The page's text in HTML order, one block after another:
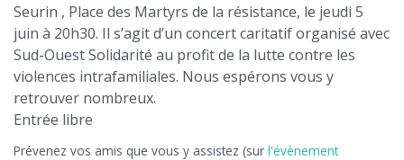
Seurin , Place des Martyrs de la résistance, le jeudi 5
juin à 20h30. Il s’agit d’un concert caritatif organisé avec
Sud-Ouest Solidarité au profit de la lutte contre les
violences intrafamiliales. Nous espérons vous y
retrouver nombreux.
Entrée libre
Prévenez vos amis que vous y assistez (sur l'évènement